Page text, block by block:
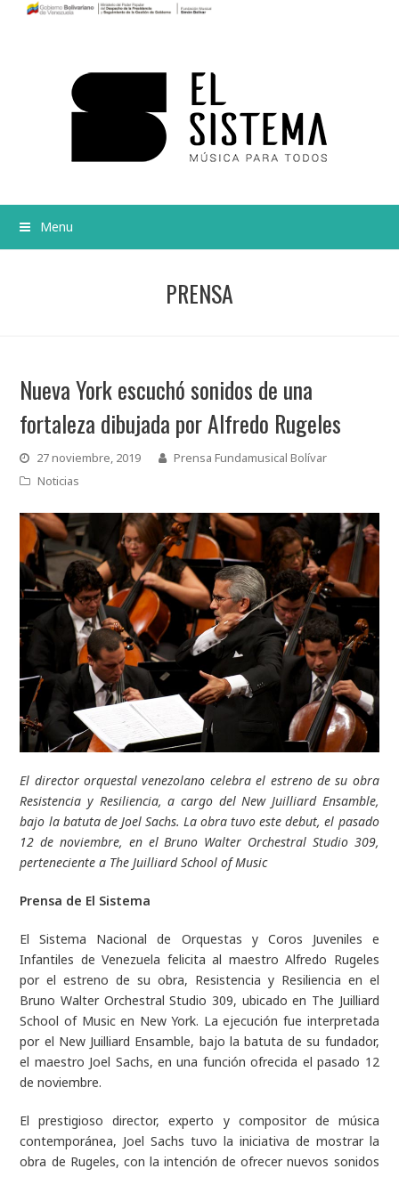
Menu
PRENSA
Nueva York escuchó sonidos de una
fortaleza dibujada por Alfredo Rugeles
27 noviembre, 2019
Prensa Fundamusical Bolívar
Noticias
El director orquestal venezolano celebra el estreno de su obra
Resistencia y Resiliencia,a cargo delNew Juilliard Ensamble,
bajo la batuta de Joel Sachs. La obra tuvo este debut, el pasado
12 de noviembre, en el Bruno Walter Orchestral Studio 309,
perteneciente a The Juilliard School of Music
Prensa de El Sistema
El Sistema Nacional de Orquestas y Coros Juveniles e
Infantiles de Venezuela felicita al maestro Alfredo Rugeles
por el estreno de su obra, Resistencia y Resiliencia en el
Bruno Walter Orchestral Studio 309, ubicado en The Juilliard
School of Music en New York. La ejecución fue interpretada
por el New Juilliard Ensamble, bajo la batuta de su fundador,
el maestro Joel Sachs, en una función ofrecida el pasado 12
de noviembre.
El prestigioso director, experto y compositor de música
contemporánea, Joel Sachs tuvo la iniciativa de mostrar la
obra de Rugeles, con la intención de ofrecer nuevos sonidos